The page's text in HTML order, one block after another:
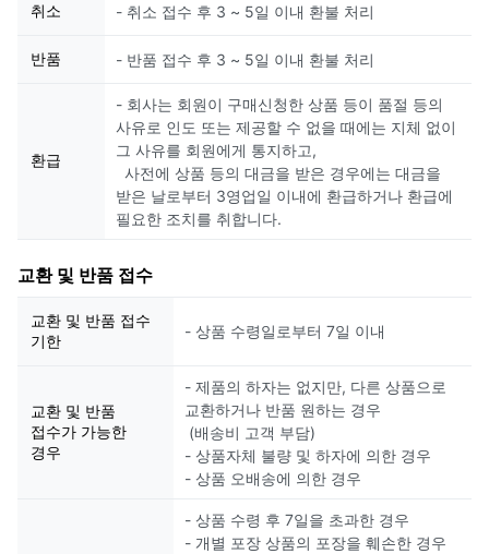
취소 - 취소 접수 후 3 ~ 5일 이내 환불 처리
반품 - 반품 접수 후 3 ~ 5일 이내 환불 처리
환급
- 회사는 회원이 구매신청한 상품 등이 품절 등의
사유로 인도 또는 제공할 수 없을 때에는 지체 없이
그 사유를 회원에게 통지하고,
사전에 상품 등의 대금을 받은 경우에는 대금을
받은 날로부터 3영업일 이내에 환급하거나 환급에
필요한 조치를 취합니다.
교환 및 반품 접수
교환 및 반품 접수
기한
- 상품 수령일로부터 7일 이내
교환 및 반품
접수가 가능한
경우
- 제품의 하자는 없지만, 다른 상품으로
교환하거나 반품 원하는 경우
(배송비 고객 부담)
- 상품자체 불량 및 하자에 의한 경우
- 상품 오배송에 의한 경우
- 상품 수령 후 7일을 초과한 경우
- 개별 포장 상품의 포장을 훼손한 경우